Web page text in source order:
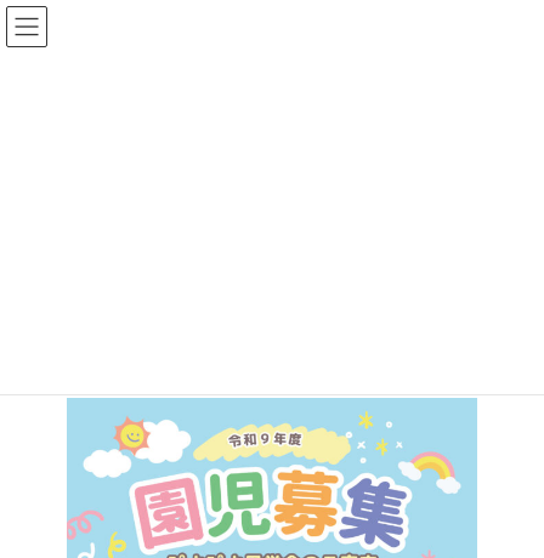
コ
ン
ナ
ビ